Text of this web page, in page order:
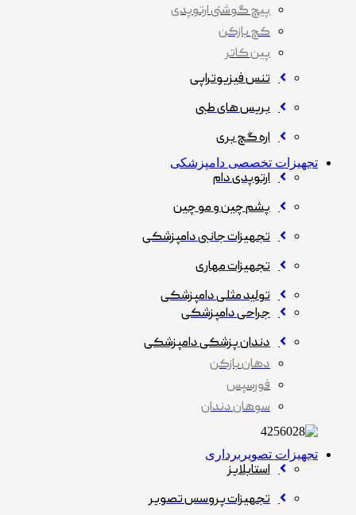
پیچ گوشتی ارتوپدی
کچ بازکن
پین کاتر
تنس فیزیوتراپی
بریس های طبی
اره گچ بری
تجهیزات تخصصی دامپزشکی
ارتوپدی دام
پشم چین و مو چین
تجهیزات جانبی دامپزشکی
تجهیزات مهاری
تولید مثلی دامپزشکی
جراحی دامپزشکی
دندان پزشکی دامپزشکی
دهان بازکن
فورسپس
سوهان دندان
تجهیزات تصویربرداری
استابلایز
تجهیزات پروسس تصویر